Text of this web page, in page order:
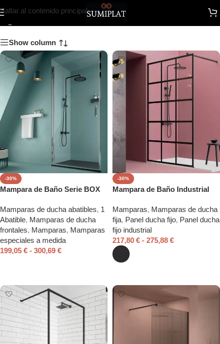
Saltar al contenido principal
QUADRA
Show column
-30%
Mampara de Baño Serie BOX
Mamparas de ducha abatibles, 1
Abatible, Mamparas de ducha
frontales, Mamparas, Mamparas
especiales a medida
199,05 € - 300,69 €
-30%
Mampara de Baño Industrial
Mamparas, Mamparas de ducha
fija, Panel ducha fijo, Panel ducha
fijo industrial
217,80 € - 275,88 €